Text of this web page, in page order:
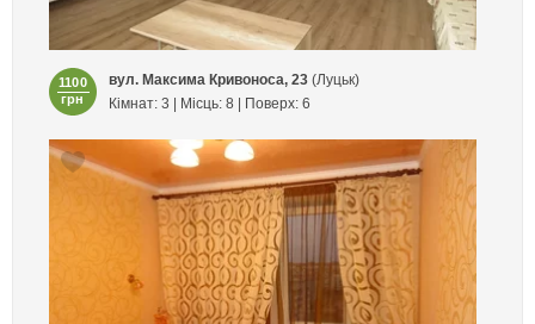
1100
грн
вул. Максима Кривоноса, 23(Луцьк)
Кімнат: 3 | Місць: 8 | Поверх: 6